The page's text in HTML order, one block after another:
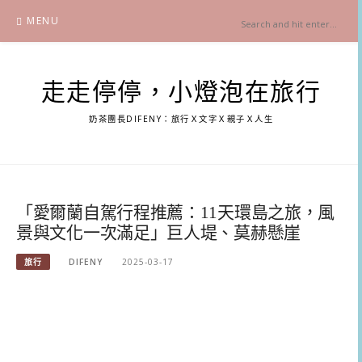
content
MENU
走走停停，小燈泡在旅行
奶茶團長DIFENY：旅行Ｘ文字Ｘ親子Ｘ人生
「愛爾蘭自駕行程推薦：11天環島之旅，風
景與文化一次滿足」巨人堤、莫赫懸崖
旅行 DIFENY 2025-03-17